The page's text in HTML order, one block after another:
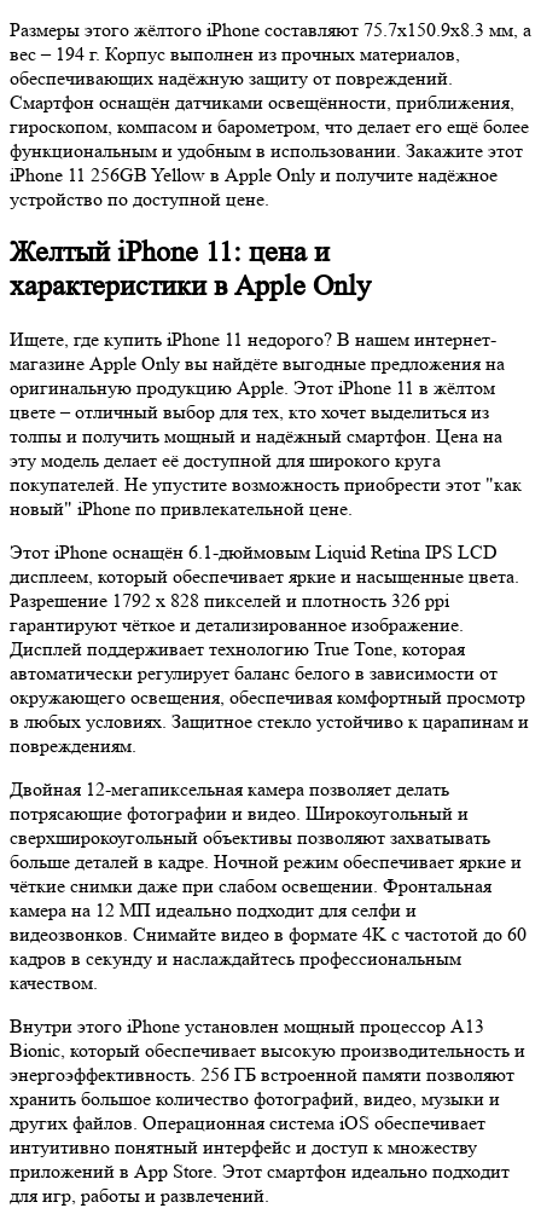
Размеры этого жёлтого iPhone составляют 75.7x150.9x8.3 мм, а
вес – 194 г. Корпус выполнен из прочных материалов,
обеспечивающих надёжную защиту от повреждений.
Смартфон оснащён датчиками освещённости, приближения,
гироскопом, компасом и барометром, что делает его ещё более
функциональным и удобным в использовании. Закажите этот
iPhone 11 256GB Yellow в Apple Only и получите надёжное
устройство по доступной цене.
Желтый iPhone 11: цена и
характеристики в Apple Only
Ищете, где купить iPhone 11 недорого? В нашем интернет-
магазине Apple Only вы найдёте выгодные предложения на
оригинальную продукцию Apple. Этот iPhone 11 в жёлтом
цвете – отличный выбор для тех, кто хочет выделиться из
толпы и получить мощный и надёжный смартфон. Цена на
эту модель делает её доступной для широкого круга
покупателей. Не упустите возможность приобрести этот "как
новый" iPhone по привлекательной цене.
Этот iPhone оснащён 6.1-дюймовым Liquid Retina IPS LCD
дисплеем, который обеспечивает яркие и насыщенные цвета.
Разрешение 1792 x 828 пикселей и плотность 326 ppi
гарантируют чёткое и детализированное изображение.
Дисплей поддерживает технологию True Tone, которая
автоматически регулирует баланс белого в зависимости от
окружающего освещения, обеспечивая комфортный просмотр
в любых условиях. Защитное стекло устойчиво к царапинам и
повреждениям.
Двойная 12-мегапиксельная камера позволяет делать
потрясающие фотографии и видео. Широкоугольный и
сверхширокоугольный объективы позволяют захватывать
больше деталей в кадре. Ночной режим обеспечивает яркие и
чёткие снимки даже при слабом освещении. Фронтальная
камера на 12 МП идеально подходит для селфи и
видеозвонков. Снимайте видео в формате 4K с частотой до 60
кадров в секунду и наслаждайтесь профессиональным
качеством.
Внутри этого iPhone установлен мощный процессор A13
Bionic, который обеспечивает высокую производительность и
энергоэффективность. 256 ГБ встроенной памяти позволяют
хранить большое количество фотографий, видео, музыки и
других файлов. Операционная система iOS обеспечивает
интуитивно понятный интерфейс и доступ к множеству
приложений в App Store. Этот смартфон идеально подходит
для игр, работы и развлечений.